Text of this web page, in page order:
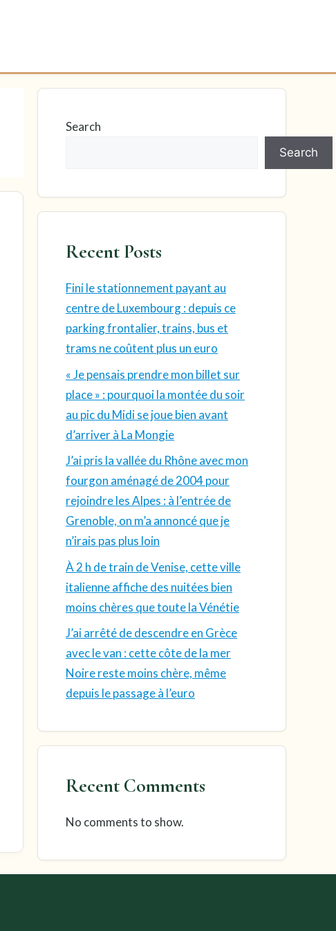
Search
Search
Recent Posts
Fini le stationnement payant au
centre de Luxembourg : depuis ce
parking frontalier, trains, bus et
trams ne coûtent plus un euro
« Je pensais prendre mon billet sur
place » : pourquoi la montée du soir
au pic du Midi se joue bien avant
d’arriver à La Mongie
J’ai pris la vallée du Rhône avec mon
fourgon aménagé de 2004 pour
rejoindre les Alpes : à l’entrée de
Grenoble, on m’a annoncé que je
n’irais pas plus loin
À 2 h de train de Venise, cette ville
italienne affiche des nuitées bien
moins chères que toute la Vénétie
J’ai arrêté de descendre en Grèce
avec le van : cette côte de la mer
Noire reste moins chère, même
depuis le passage à l’euro
Recent Comments
No comments to show.